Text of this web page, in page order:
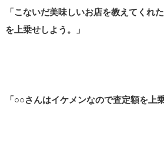
「こないだ美味しいお店を教えてくれ
を上乗せしよう。」
「○○さんはイケメンなので査定額を上